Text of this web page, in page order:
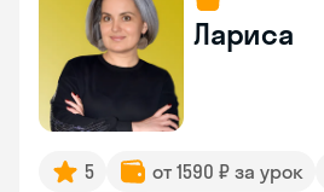
Лариса
5 от 1590 ₽ за урок